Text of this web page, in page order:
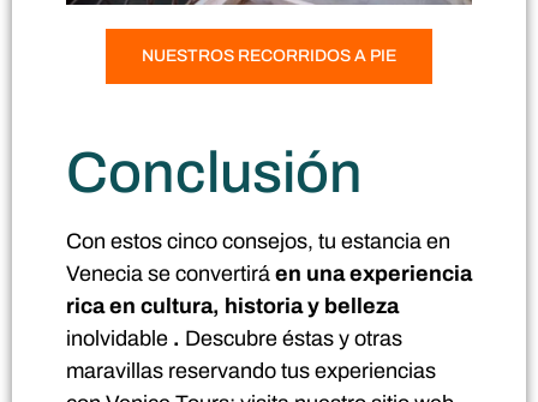
NUESTROS RECORRIDOS A PIE
Conclusión
Con estos cinco consejos, tu estancia en
Venecia se convertirá en una experiencia
rica en cultura, historia y belleza
inolvidable . Descubre éstas y otras
maravillas reservando tus experiencias